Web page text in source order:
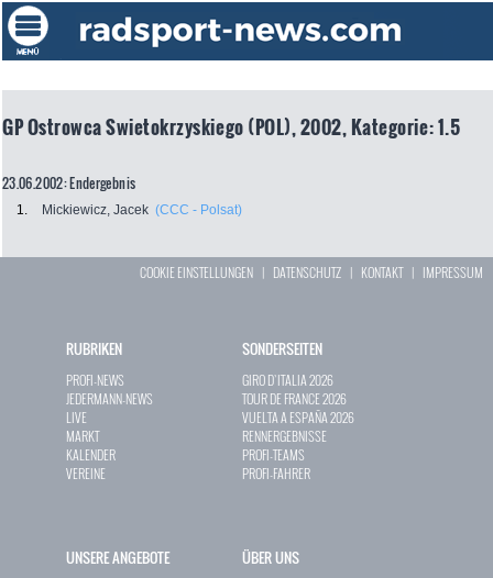
GP Ostrowca Swietokrzyskiego (POL), 2002, Kategorie: 1.5
23.06.2002: Endergebnis
1. Mickiewicz, Jacek (CCC - Polsat)
COOKIE EINSTELLUNGEN | DATENSCHUTZ | KONTAKT| IMPRESSUM
RUBRIKEN
PROFI-NEWS
JEDERMANN-NEWS
LIVE
MARKT
KALENDER
VEREINE
SONDERSEITEN
GIRO D`ITALIA 2026
TOUR DE FRANCE 2026
VUELTA A ESPAÑA 2026
RENNERGEBNISSE
PROFI-TEAMS
PROFI-FAHRER
UNSERE ANGEBOTE ÜBER UNS